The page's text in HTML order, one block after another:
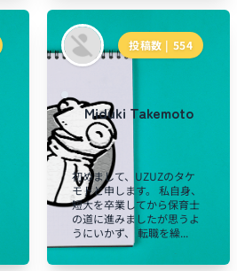
投稿数 | 554
Miduki Takemoto
初めまして、UZUZのタケ
モトと申します。 私自身、
短大を卒業してから保育士
の道に進みましたが思うよ
うにいかず、 転職を繰...